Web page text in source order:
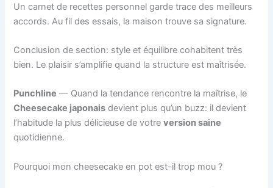
Un carnet de recettes personnel garde trace des meilleurs
accords. Au fil des essais, la maison trouve sa signature.
Conclusion de section: style et équilibre cohabitent très
bien. Le plaisir s’amplifie quand la structure est maîtrisée.
Punchline — Quand la tendance rencontre la maîtrise, le
Cheesecake japonais devient plus qu’un buzz: il devient
l’habitude la plus délicieuse de votreversion saine
quotidienne.
Pourquoi mon cheesecake en pot est-il trop mou ?